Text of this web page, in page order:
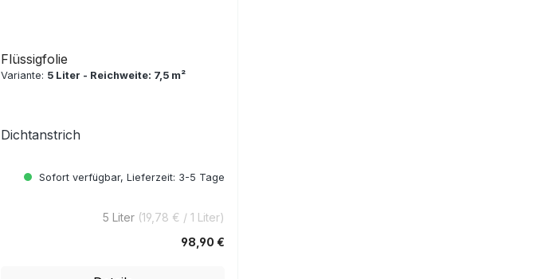
Flüssigfolie
Variante: 5 Liter - Reichweite: 7,5 m²
Dichtanstrich
Sofort verfügbar, Lieferzeit: 3-5 Tage
5 Liter (19,78 € / 1 Liter)
98,90 €